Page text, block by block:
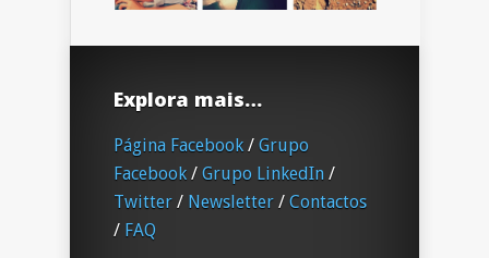
Explora mais…
Página Facebook / Grupo
Facebook / Grupo LinkedIn /
Twitter / Newsletter / Contactos
/ FAQ